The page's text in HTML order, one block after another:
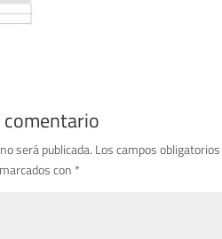
será publicada. Los campos obligatorios
con *